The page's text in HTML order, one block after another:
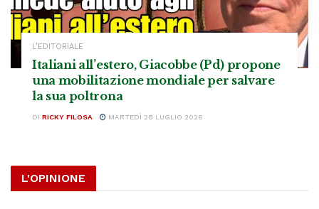
L’EDITORIALE
Italiani all’estero, Giacobbe (Pd) propone
una mobilitazione mondiale per salvare
la sua poltrona
DI RICKY FILOSA MARTEDÌ 28 LUGLIO 2026
L'OPINIONE